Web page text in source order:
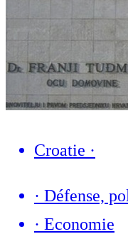
Croatie ·
· Défense,
· Economie